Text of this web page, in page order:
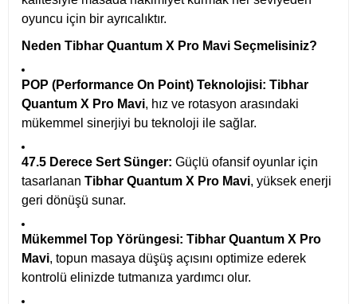
oyuncu için bir ayrıcalıktır.
Neden Tibhar Quantum X Pro Mavi Seçmelisiniz?
POP (Performance On Point) Teknolojisi: Tibhar
Quantum X Pro Mavi, hız ve rotasyon arasındaki
mükemmel sinerjiyi bu teknoloji ile sağlar.
47.5 Derece Sert Sünger: Güçlü ofansif oyunlar için
tasarlanan Tibhar Quantum X Pro Mavi, yüksek enerji
geri dönüşü sunar.
Mükemmel Top Yörüngesi: Tibhar Quantum X Pro
Mavi, topun masaya düşüş açısını optimize ederek
kontrolü elinizde tutmanıza yardımcı olur.